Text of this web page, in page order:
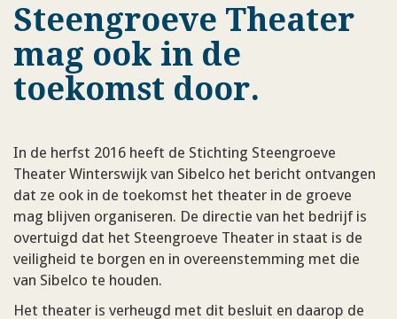
Steengroeve Theater
mag ook in de
toekomst door.
In de herfst 2016 heeft de Stichting Steengroeve
Theater Winterswijk van Sibelco het bericht ontvangen
dat ze ook in de toekomst het theater in de groeve
mag blijven organiseren. De directie van het bedrijf is
overtuigd dat het Steengroeve Theater in staat is de
veiligheid te borgen en in overeenstemming met die
van Sibelco te houden.
Het theater is verheugd met dit besluit en daarop de